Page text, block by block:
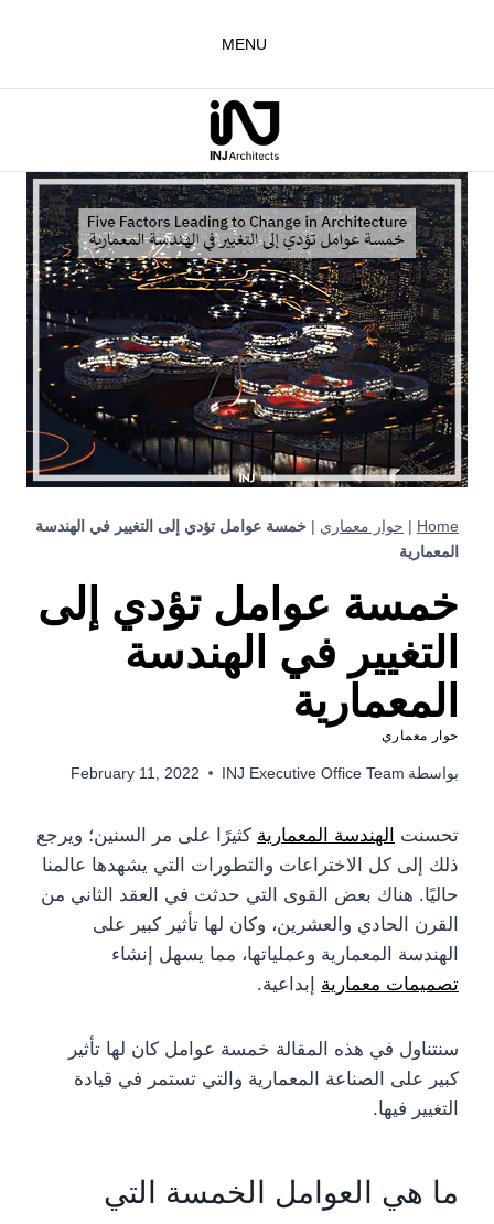
MENU
Home
| حوار معماري | خمسة عوامل تؤدي إلى التغيير في الهندسة
المعمارية
خمسة عوامل تؤدي إلى
التغيير في الهندسة
المعمارية
حوار معماري
بواسطة INJ Executive Office Team
February 11, 2022
تحسنت الهندسة المعمارية كثيرًا على مر السنين؛ ويرجع
ذلك إلى كل الاختراعات والتطورات التي يشهدها عالمنا
حاليًا. هناك بعض القوى التي حدثت في العقد الثاني من
القرن الحادي والعشرين، وكان لها تأثير كبير على
الهندسة المعمارية وعملياتها، مما يسهل إنشاء
تصميمات معمارية إبداعية.
سنتناول في هذه المقالة خمسة عوامل كان لها تأثير
كبير على الصناعة المعمارية والتي تستمر في قيادة
التغيير فيها.
ما هي العوامل الخمسة التي